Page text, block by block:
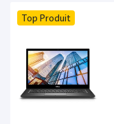
Top Produit